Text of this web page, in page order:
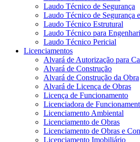
Laudo Técnico de Segurança
Laudo Técnico de Segurança
Laudo Técnico Estrutural
Laudo Técnico para
Laudo Técnico Pericial
Licenciamentos
Alvará de Autorização para
Alvará de Construção
Alvará de Construção da Obra
Alvará de Licença de Obras
Licença de Funcionamento
Licenciadora de
Licenciamento Ambiental
Licenciamento de Obras
Licenciamento de Obras e
Licenciamento Imobiliário